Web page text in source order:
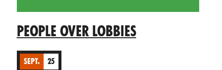
PEOPLE OVER LOBBIES
SEPT. 25